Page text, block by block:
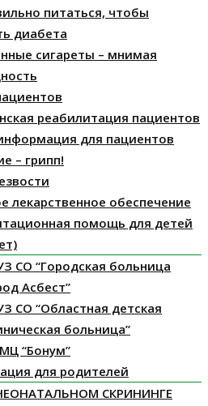
питаться, чтобы
диабета
сигареты – мнимая
реабилитация пациентов
для пациентов
– грипп!
лекарственное обеспечение
помощь для детей
СО “Городская больница
Асбест”
СО “Областная детская
больница”
“Бонум”
для родителей
СКРИНИНГЕ